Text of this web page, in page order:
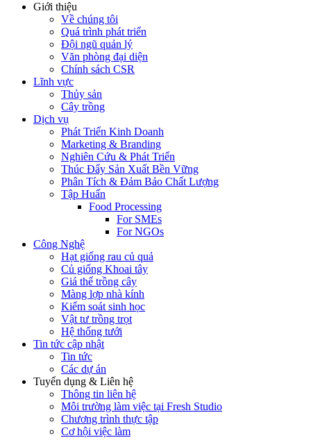
Giới thiệu
Về chúng tôi
Quá trình phát triển
Đội ngũ quản lý
Văn phòng đại diện
Chính sách CSR
Lĩnh vực
Thủy sản
Cây trồng
Dịch vụ
Phát Triển Kinh Doanh
Marketing & Branding
Nghiên Cứu & Phát Triển
Thúc Đẩy Sản Xuất Bền Vững
Phân Tích & Đảm Bảo Chất Lượng
Tập Huấn
Food Processing
For SMEs
For NGOs
Công Nghệ
Hạt giống rau củ quả
Củ giống Khoai tây
Giá thể trồng cây
Màng lợp nhà kính
Kiểm soát sinh học
Vật tư trồng trọt
Hệ thống tưới
Tin tức cập nhật
Tin tức
Các dự án
Tuyển dụng & Liên hệ
Thông tin liên hệ
Môi trường làm việc tại Fresh Studio
Chương trình thực tập
Cơ hội việc làm